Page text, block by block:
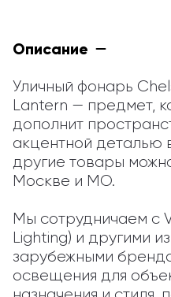
Описание
Уличный фонарь
Lantern — предмет,
дополнит
акцентной деталью
другие товары
Москве и МО.
Мы сотрудничаем с
Lighting) и другими
зарубежными
освещения для